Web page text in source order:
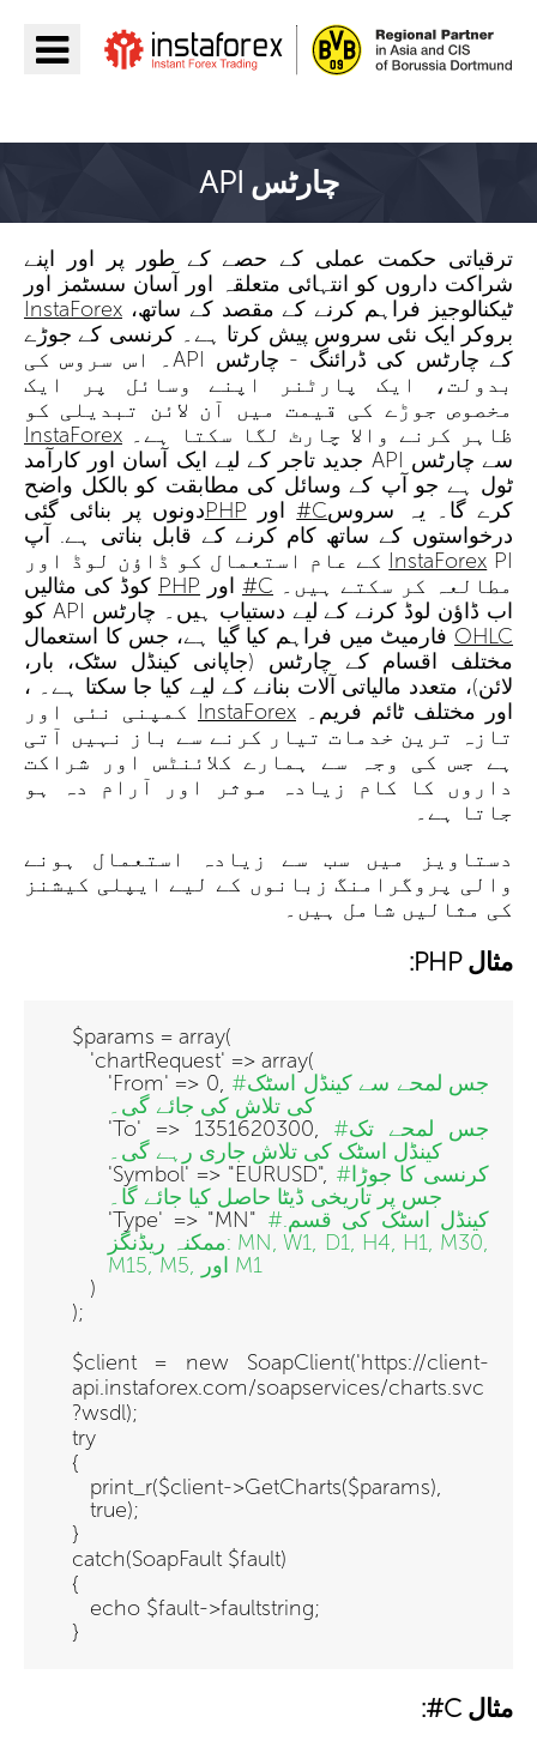
چارٹس API
ترقیاتی حکمت عملی کے حصے کے طور پر اور اپنے
شراکت داروں کو انتہائی متعلقہ اور آسان سسٹمز اور
ٹیکنالوجیز فراہم کرنے کے مقصد کے ساتھ،
InstaForex
بروکر ایک نئی سروس پیش کرتا ہے۔ کرنسی کے جوڑے
کے چارٹس کی ڈرائنگ - چارٹس API۔ اس سروس کی
بدولت، ایک پارٹنر اپنے وسائل پر ایک
مخصوص جوڑے کی قیمت میں آن لائن تبدیلی کو
ظاہر کرنے والا چارٹ لگا سکتا ہے۔ InstaForex
سے چارٹس API جدید تاجر کے لیے ایک آسان اور کارآمد
ٹول ہے جو آپ کے وسائل کی مطابقت کو بالکل واضح
کرے گا۔ یہ سروسC#
PHPدونوں پر بنائی گئی
درخواستوں کے ساتھ کام کرنے کے قابل بناتی ہے. آپ
InstaForex PI کے عام استعمال کو ڈاؤن لوڈ اور
مطالعہ کر سکتے ہیں۔ C#
PHP کوڈ کی مثالیں
اب ڈاؤن لوڈ کرنے کے لیے دستیاب ہیں۔ چارٹس API کو
OHLC فارمیٹ میں فراہم کیا گیا ہے، جس کا استعمال
مختلف اقسام کے چارٹس (جاپانی کینڈل سٹک، بار،
لائن)، متعدد مالیاتی آلات بنانے کے لیے کیا جا سکتا ہے۔ ،
اور مختلف ٹائم فریم۔ InstaForex کمپنی نئی اور
تازہ ترین خدمات تیار کرنے سے باز نہیں آتی
ہے جس کی وجہ سے ہمارے کلائنٹس اور شراکت
داروں کا کام زیادہ موثر اور آرام دہ ہو
جاتا ہے۔
دستاویز
میں سب سے زیادہ استعمال ہونے
والی پروگرامنگ زبانوں کے لیے ایپلی کیشنز
کی مثالیں شامل ہیں۔
مثال PHP:
$params = array(
'chartRequest' => array(
'From' => 0, #جس لمحے سے کینڈل اسٹک
کی تلاش کی جائے گی۔
'To' => 1351620300, #جس لمحے تک
کینڈل اسٹک کی تلاش جاری رہے گی۔
'Symbol' => "EURUSD", #کرنسی کا جوڑا
جس پر تاریخی ڈیٹا حاصل کیا جائے گا۔
'Type' => "MN" #کینڈل اسٹک کی قسم.
ممکنہ ریڈنگز: MN, W1, D1, H4, H1, M30,
M15, M5, اور M1
)
);
$client = new SoapClient('https://client-
api.instaforex.com/soapservices/charts.svc
?wsdl);
try
{
print_r($client->GetCharts($params),
true);
}
catch(SoapFault $fault)
{
echo $fault->faultstring;
}
مثال C#: